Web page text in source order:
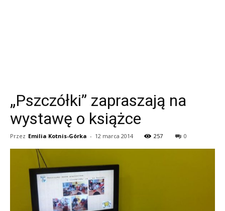
„Pszczółki” zapraszają na
wystawę o książce
Przez Emilia Kotnis-Górka - 12 marca 2014 257 0